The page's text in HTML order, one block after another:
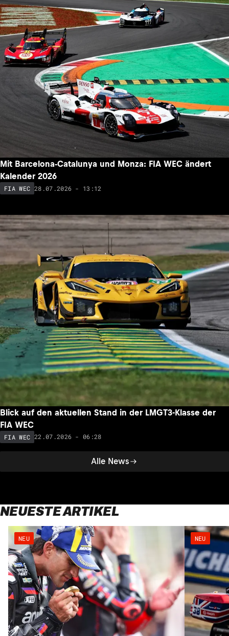
Alle News
Mit Barcelona-Catalunya und Monza: FIA WEC ändert
Kalender 2026
FIA WEC 28.07.2026 - 13:12
Blick auf den aktuellen Stand in der LMGT3-Klasse der
FIA WEC
FIA WEC 22.07.2026 - 06:28
NEUESTE ARTIKEL
NEU NEU